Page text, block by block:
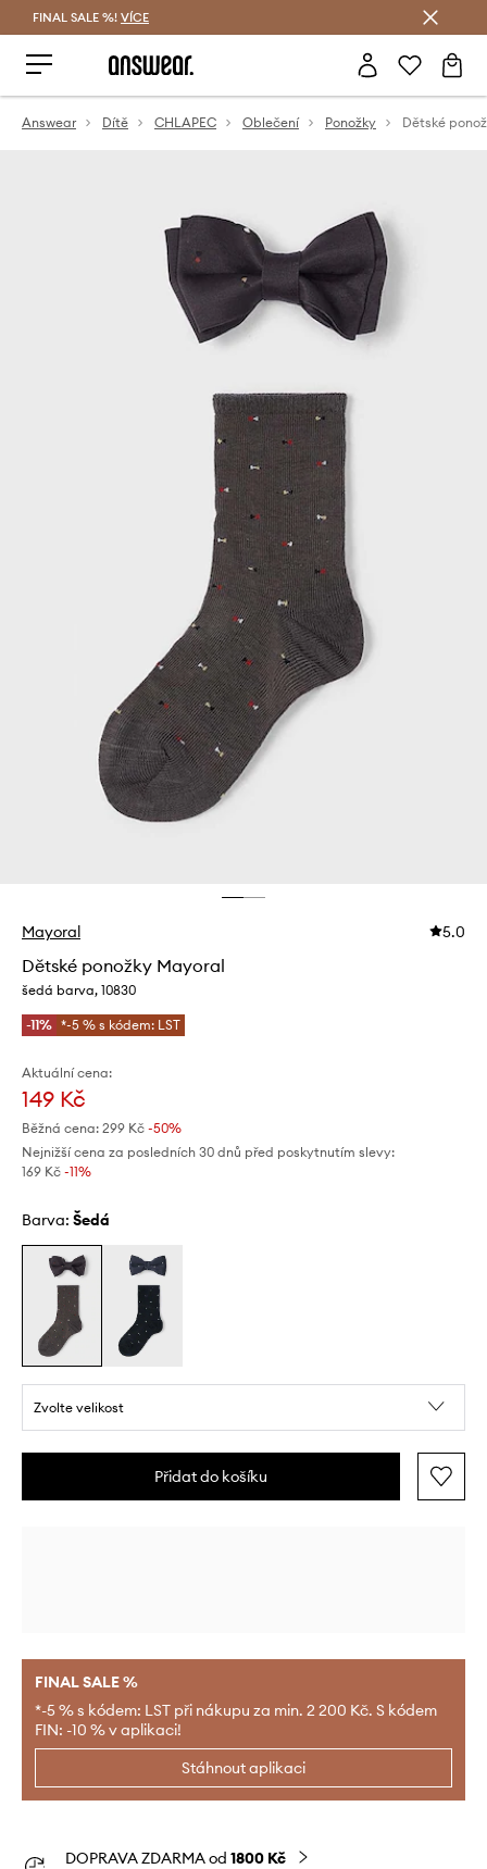
FINAL SALE %! VÍCE
Answear Dítě CHLAPEC Oblečení Ponožky Dětské
Mayoral 5.0
Dětské ponožky Mayoral
šedá barva, 10830
-11% *-5 % s kódem: LST
Aktuální cena:
149 Kč
Běžná cena: 299 Kč -50%
Nejnižší cena za posledních 30 dnů před poskytnutím slevy:
169 Kč -11%
Barva: šedá
Zvolte velikost
Přidat do košíku
FINAL SALE %
*-5 % s kódem: LST při nákupu za min. 2 200 Kč. S kódem
FIN: -10 % v aplikaci!
Stáhnout aplikaci
DOPRAVA ZDARMA od 1800 Kč